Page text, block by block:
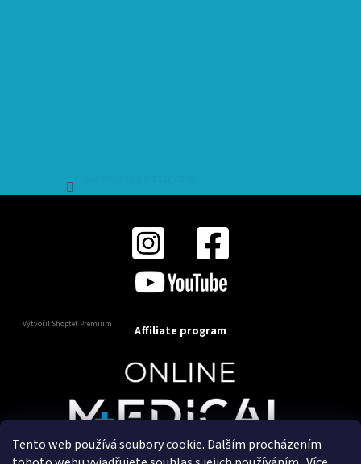
Tento web používá soubory cookie. Dalším procházením
Vytvořil Shoptet Premium Affiliate program
Copyright 2025OnlineMedical.cz. Všechna práva